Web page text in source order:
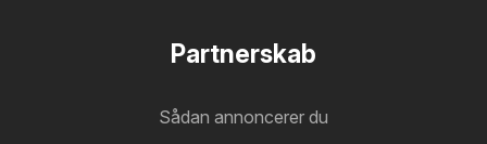
Partnerskab
Sådan annoncerer du